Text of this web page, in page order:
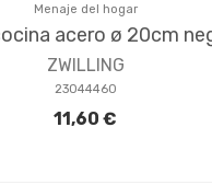
Menaje del hogar
acero ø 20cm
ZWILLING
23044460
11,60 €